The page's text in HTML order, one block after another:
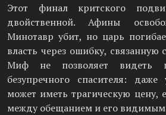
Этот финал критского
двойственной. Афины
Минотавр убит, но царь
власть через ошибку,
Миф не позволяет видеть
безупречного спасителя: даже
может иметь трагическую цену,
между обещанием и его